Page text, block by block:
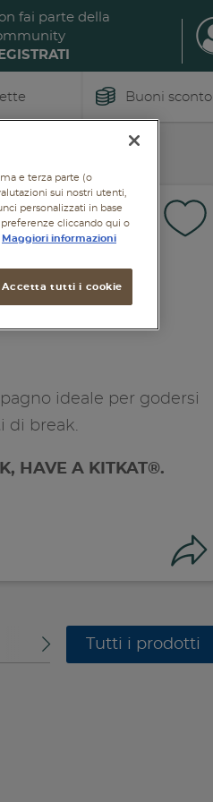
fai parte della
Buoni sconto
ideale per godersi
di break.
HAVE A KITKAT®.
Tutti i prodotti
e terza parte (o
sui nostri utenti,
personalizzati in base
cliccando qui o
Maggiori informazioni
Accetta tutti i cookie